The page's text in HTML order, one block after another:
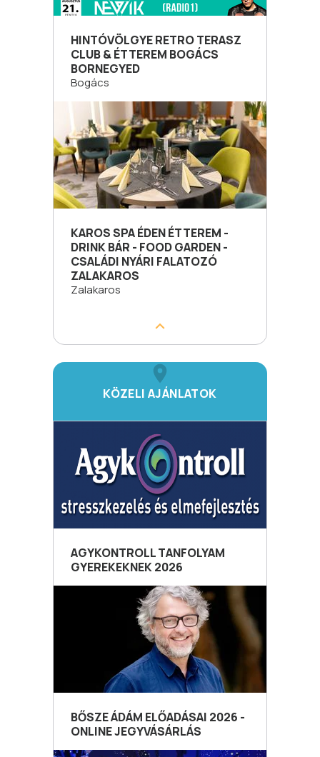
HINTÓVÖLGYE RETRO TERASZ
CLUB & ÉTTEREM BOGÁCS
BORNEGYED
Bogács
KAROS SPA ÉDEN ÉTTEREM -
DRINK BÁR - FOOD GARDEN -
CSALÁDI NYÁRI FALATOZÓ
ZALAKAROS
Zalakaros
KÖZELI AJÁNLATOK
AGYKONTROLL TANFOLYAM
GYEREKEKNEK 2026
BŐSZE ÁDÁM ELŐADÁSAI 2026 -
ONLINE JEGYVÁSÁRLÁS